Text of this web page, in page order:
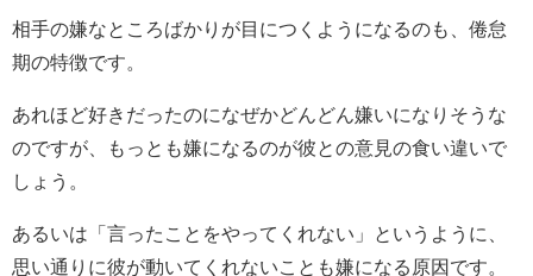
相手の嫌なところばかりが目につくようになるのも、倦怠
期の特徴です。
あれほど好きだったのになぜかどんどん嫌いになりそうな
のですが、もっとも嫌になるのが彼との意見の食い違いで
しょう。
あるいは「言ったことをやってくれない」というように、
思い通りに彼が動いてくれないことも嫌になる原因です。